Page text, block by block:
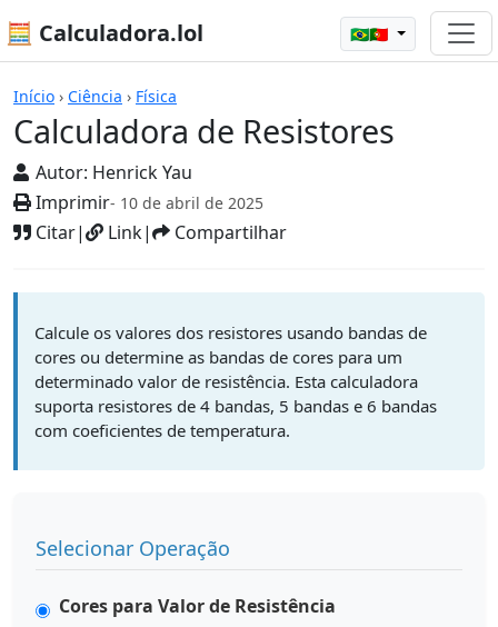
🧮 Calculadora.lol 🇧🇷🇵🇹
Início › Ciência › Física
Calculadora de Resistores
Autor: Henrick Yau
Imprimir- 10 de abril de 2025
Citar| Link| Compartilhar
Calculadoras
Calcule os valores dos resistores usando bandas de
cores ou determine as bandas de cores para um
determinado valor de resistência. Esta calculadora
suporta resistores de 4 bandas, 5 bandas e 6 bandas
com coeficientes de temperatura.
Selecionar Operação
Cores para Valor de Resistência